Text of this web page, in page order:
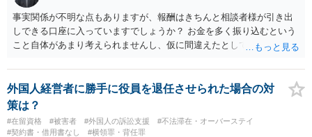
日本の商標権は原則として日本国内にのみ効力を持ちます。外国で販
売する場合は、販売国の商標・意匠等を確認する必要があります。 他
の作家の例は、許諾を得ている、権利が消滅している、侵害に当たら
ない、又は単に権利行使されていないなど、様々な可能性がありま
す。他人が販売していることだけでは、適法とは判断できません。
事実関係が不明な点もありますが、報酬はきちんと相談者様が引き出
しできる口座に入っていますでしょうか？ お金を多く振り込むという
こと自体があまり考えられませんし、仮に間違えたとしても、海外の
で、paypayを使うというのは、話として怪しい感じがします。 絶対に
損のないように行動されるとよいと思われます。
外国人経営者に勝手に役員を退任させられた場合の対
策は？
#在留資格 #被害者 #外国人の訴訟支援
#不法滞在・オーバーステイ
#契約書・借用書なし
#横領罪・背任罪